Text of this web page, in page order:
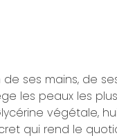
ses mains, de
les peaux les
végétale,
qui rend le